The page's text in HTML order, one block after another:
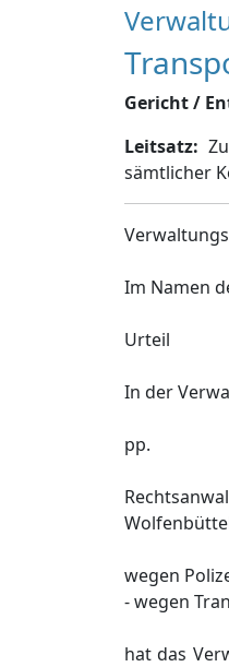
Gericht /
Leitsatz:
sämtlicher
Im Namen
Urteil
In der
pp.
wegen
- wegen
hat das